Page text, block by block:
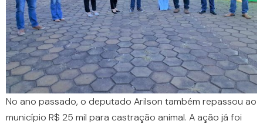
No ano passado, o deputado Arilson também repassou ao
município R$ 25 mil para castração animal. A ação já foi